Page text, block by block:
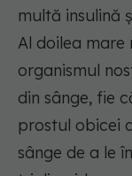
multă insulină
Al doilea mare
organismul
din sânge, fie
prostul obicei
sânge de a le